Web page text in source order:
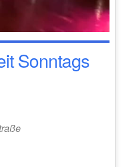
Sonntags